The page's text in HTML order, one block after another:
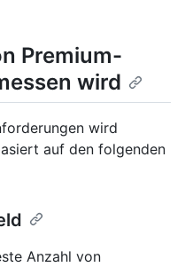
Premium-
wird
wird
auf den folgenden
Anzahl von